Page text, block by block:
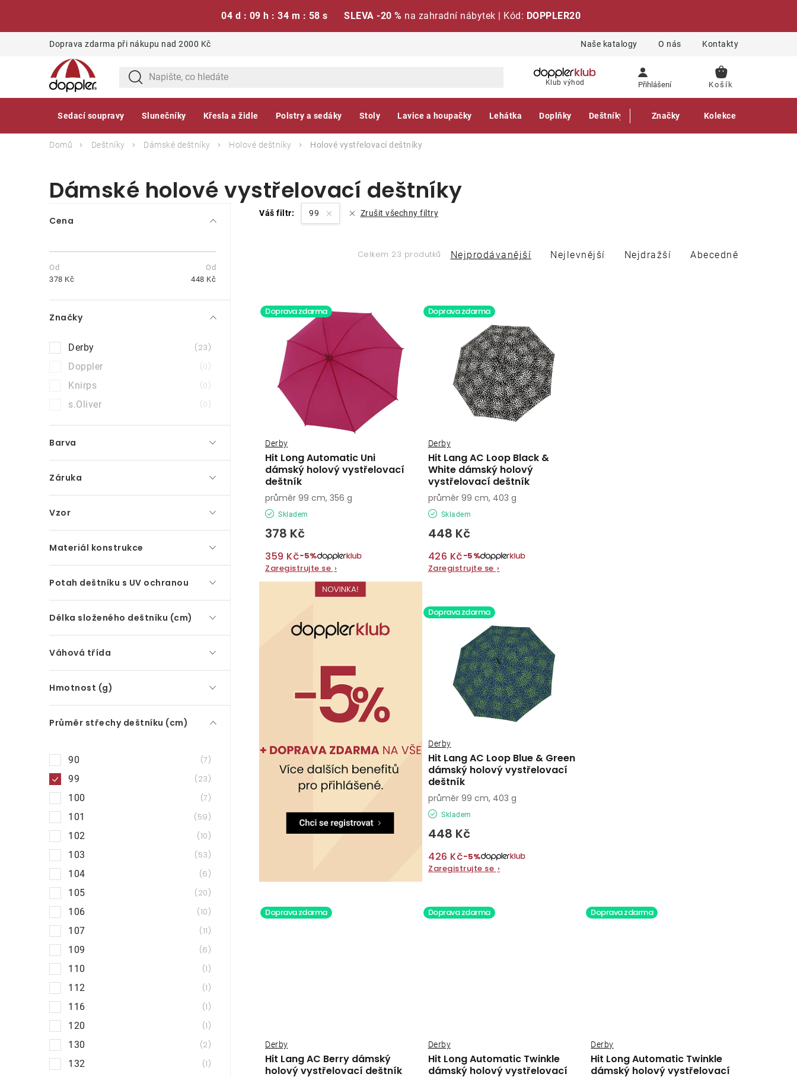
04 d : 09 h : 34 m : 57 s SLEVA -20 % na zahradní nábytek | Kód: DOPPLER20
Doprava zdarma při nákupu nad 2000 Kč Naše katalogy O nás Kontakty
Klub výhod Přihlášení
NÁKUPNÍ
Sedací soupravy Slunečníky Křesla a židle Polstry a sedáky Stoly Lavice a houpačky Lehátka Doplňky Deštníky Gastro produkty
Značky Kolekce
Domů Deštníky Dámské deštníky Holové deštníky Holové vystřelovací deštníky
Dámské holové vystřelovací deštníky
P
s
t
r
a
n
a
n
e
l
Cena
378 Kč 448 Kč
Značky
Derby
23
Doppler
0
Knirps
0
s.Oliver
0
Barva
Záruka
Vzor
Materiál konstrukce
Potah deštníku s UV ochranou
Délka složeného deštníku (cm)
Váhová třída
Hmotnost (g)
Průměr střechy deštníku (cm)
90
7
99
23
100
7
101
59
102
10
103
53
104
6
105
20
106
10
107
11
109
6
110
1
112
1
116
1
120
1
130
2
132
1
Váš filtr: 99 Zrušit všechny filtry
Celkem 23 produtků
Ř
z
e
p
o
d
u
k
t
ů
Nejprodávanější Nejlevnější Nejdražší Abecedně
ý
o
d
u
k
t
ů
Doprava zdarma
Hit Long Automatic Uni
dámský holový vystřelovací
deštník
Derby
Skladem
378 Kč
359 Kč−5%
Zaregistrujte se ›
průměr 99 cm, 356 g
Doprava zdarma
Hit Lang AC Loop Black &
White dámský holový
vystřelovací deštník
Derby
Skladem
448 Kč
426 Kč−5%
Zaregistrujte se ›
průměr 99 cm, 403 g
Doprava zdarma
Hit Lang AC Loop Blue & Green
dámský holový vystřelovací
deštník
Derby
Skladem
448 Kč
426 Kč−5%
Zaregistrujte se ›
průměr 99 cm, 403 g
Doprava zdarma
Hit Lang AC Berry dámský
holový vystřelovací deštník
Derby
Doprava zdarma
Hit Long Automatic Twinkle
dámský holový vystřelovací
Derby
Doprava zdarma
Hit Long Automatic Twinkle
dámský holový vystřelovací
Derby